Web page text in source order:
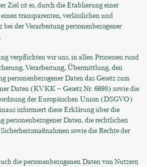
Ziel ist es, durch die Etablierung einer
transparenten, verlässlichen und
der Verarbeitung personenbezogener
verpflichten wir uns, in allen Prozessen rund
Verarbeitung, Übermittlung, den
personenbezogener Daten das Gesetz zum
Daten (KVKK – Gesetz Nr. 6698) sowie die
der Europäischen Union (DSGVO)
informiert diese Erklärung über die
personenbezogener Daten, die rechtlichen
sowie die Rechte der
die personenbezogenen Daten von Nutzern